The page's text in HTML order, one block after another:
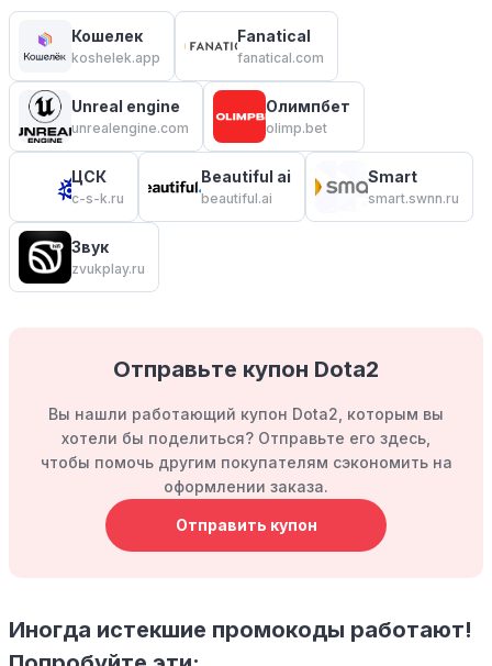
Кошелек
koshelek.app
Fanatical
fanatical.com
Unreal engine
unrealengine.com
Олимпбет
olimp.bet
ЦСК
c-s-k.ru
Beautiful ai
beautiful.ai
Smart
smart.swnn.ru
Звук
zvukplay.ru
Отправьте купон Dota2
Вы нашли работающий купон Dota2, которым вы
хотели бы поделиться? Отправьте его здесь,
чтобы помочь другим покупателям сэкономить на
оформлении заказа.
Отправить купон
Иногда истекшие промокоды работают!